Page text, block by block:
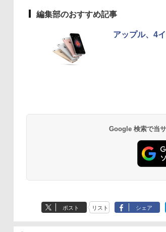
編集部のおすすめ記事
アップル、4
Google 検索で当
ポスト リスト シェア